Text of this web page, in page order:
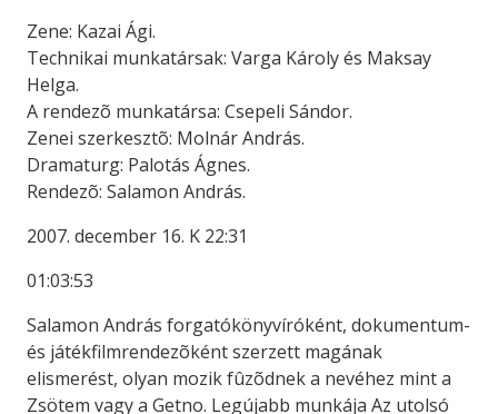
Zene: Kazai Ági.
Technikai munkatársak: Varga Károly és Maksay
Helga.
A rendezõ munkatársa: Csepeli Sándor.
Zenei szerkesztõ: Molnár András.
Dramaturg: Palotás Ágnes.
Rendezõ: Salamon András.
2007. december 16. K 22:31
01:03:53
Salamon András forgatókönyvíróként, dokumentum-
és játékfilmrendezõként szerzett magának
elismerést, olyan mozik fûzõdnek a nevéhez mint a
Zsötem vagy a Getno. Legújabb munkája Az utolsó